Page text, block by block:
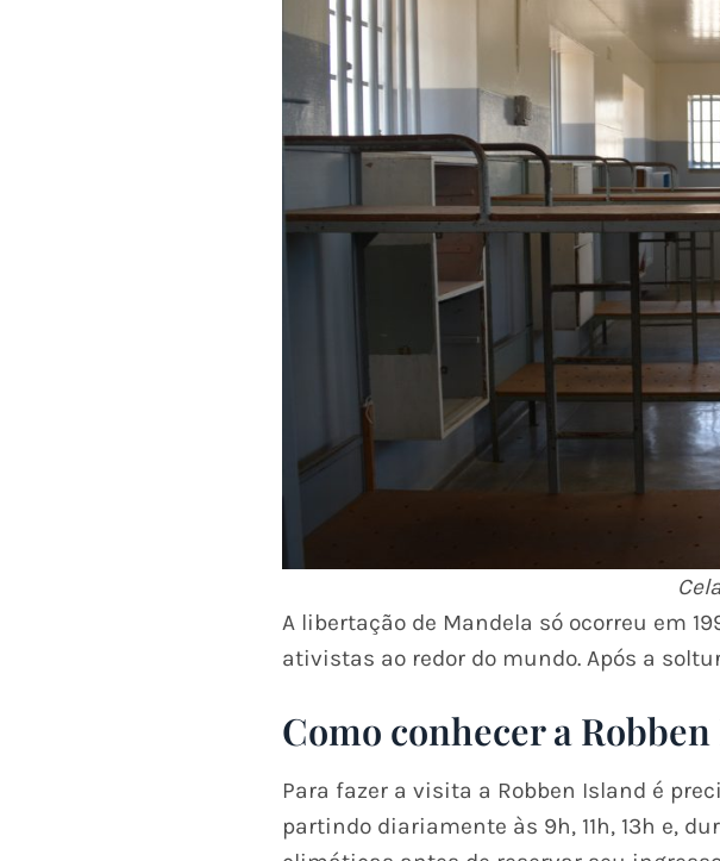
A libertação de Mandela só ocorreu em
ativistas ao redor do mundo. Após a
Como conhecer a
Para fazer a visita a Robben Island é
partindo diariamente às 9h, 11h, 13h e,